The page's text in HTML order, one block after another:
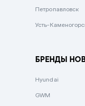
Зеленый
Петропавловск
Усть-
БРЕНДЫ
Hyundai
GWM